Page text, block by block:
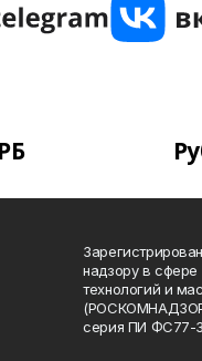
надзору в
технологий и
серия ПИ ФС77-